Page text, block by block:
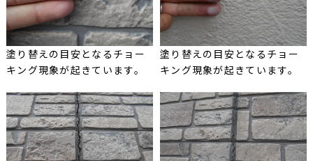
塗り替えの目安となるチョー
キング現象が起きています。
塗り替えの目安となるチョー
キング現象が起きています。